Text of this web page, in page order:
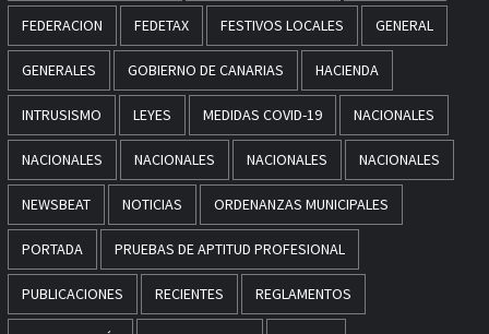
FEDERACION FEDETAX FESTIVOS LOCALES GENERAL
GENERALES GOBIERNO DE CANARIAS HACIENDA
INTRUSISMO LEYES MEDIDAS COVID-19 NACIONALES
NACIONALES NACIONALES NACIONALES NACIONALES
NEWSBEAT NOTICIAS ORDENANZAS MUNICIPALES
PORTADA PRUEBAS DE APTITUD PROFESIONAL
PUBLICACIONES RECIENTES REGLAMENTOS